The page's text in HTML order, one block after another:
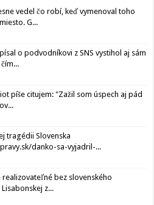
vedel čo robí, keď vymenoval toho
G...
o podvodníkovi z SNS vystihol aj sám
píše citujem: "Zažil som úspech aj pád
tragédii Slovenska
danko-sa-vyjadril-...
realizovateľné bez slovenského
z...